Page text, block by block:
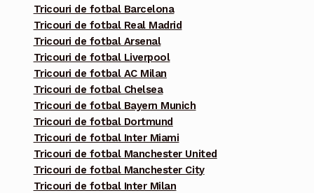
Tricouri de fotbal Barcelona
Tricouri de fotbal Real Madrid
Tricouri de fotbal Arsenal
Tricouri de fotbal Liverpool
Tricouri de fotbal AC Milan
Tricouri de fotbal Chelsea
Tricouri de fotbal Bayern Munich
Tricouri de fotbal Dortmund
Tricouri de fotbal Inter Miami
Tricouri de fotbal Manchester United
Tricouri de fotbal Manchester City
Tricouri de fotbal Inter Milan